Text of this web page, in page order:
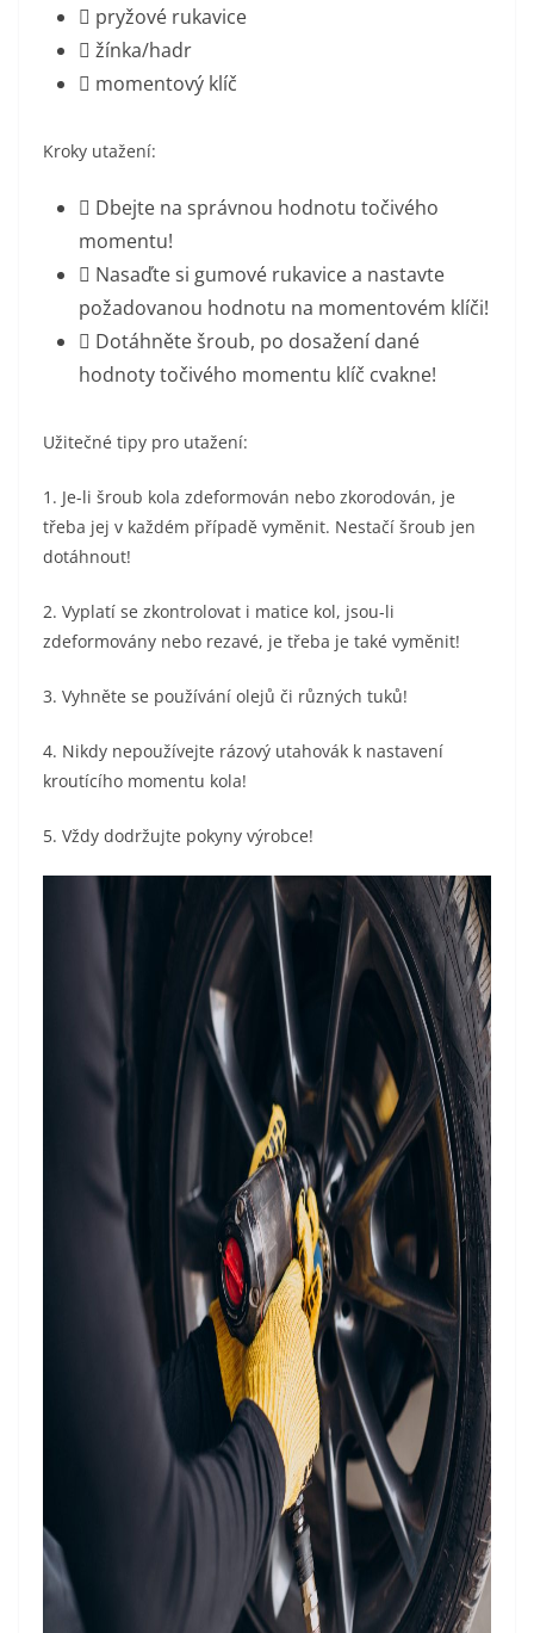
 pryžové rukavice
 žínka/hadr
 momentový klíč
Kroky utažení:
 Dbejte na správnou hodnotu točivého
momentu!
 Nasaďte si gumové rukavice a nastavte
požadovanou hodnotu na momentovém klíči!
 Dotáhněte šroub, po dosažení dané
hodnoty točivého momentu klíč cvakne!
Užitečné tipy pro utažení:
1. Je-li šroub kola zdeformován nebo zkorodován, je
třeba jej v každém případě vyměnit. Nestačí šroub jen
dotáhnout!
2. Vyplatí se zkontrolovat i matice kol, jsou-li
zdeformovány nebo rezavé, je třeba je také vyměnit!
3. Vyhněte se používání olejů či různých tuků!
4. Nikdy nepoužívejte rázový utahovák k nastavení
kroutícího momentu kola!
5. Vždy dodržujte pokyny výrobce!